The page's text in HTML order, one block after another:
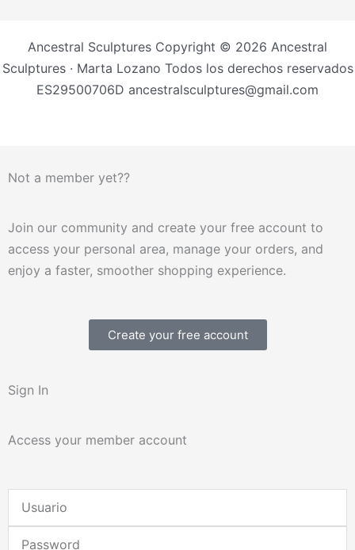
Ancestral Sculptures Copyright © 2026 Ancestral
Sculptures · Marta Lozano Todos los derechos reservados
ES29500706D ancestralsculptures@gmail.com
Not a member yet??
Join our community and create your free account to
access your personal area, manage your orders, and
enjoy a faster, smoother shopping experience.
Create your free account
Sign In
Access your member account
Email